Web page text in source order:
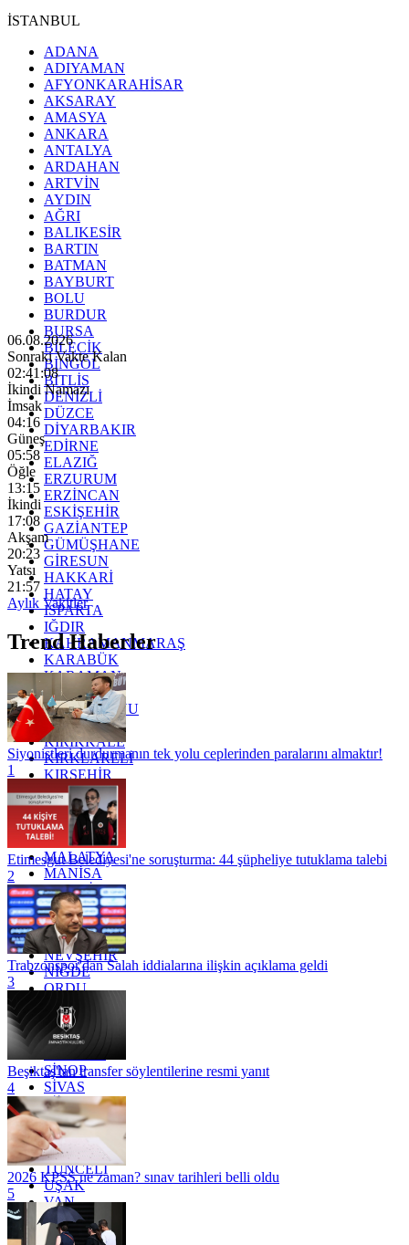
İSTANBUL
ADANA
ADIYAMAN
AFYONKARAHİSAR
AKSARAY
AMASYA
ANKARA
ANTALYA
ARDAHAN
ARTVİN
AYDIN
AĞRI
BALIKESİR
BARTIN
BATMAN
BAYBURT
BOLU
BURDUR
BURSA
BİLECİK
BİNGÖL
BİTLİS
DENİZLİ
DÜZCE
DİYARBAKIR
EDİRNE
ELAZIĞ
ERZURUM
ERZİNCAN
ESKİŞEHİR
GAZİANTEP
GÜMÜŞHANE
GİRESUN
HAKKARİ
HATAY
ISPARTA
IĞDIR
KAHRAMANMARAŞ
KARABÜK
KARAMAN
KARS
KASTAMONU
KAYSERİ
KIRIKKALE
KIRKLARELİ
KIRŞEHİR
KOCAELİ
KONYA
KÜTAHYA
KİLİS
MALATYA
MANİSA
MARDİN
MERSİN
MUĞLA
MUŞ
NEVŞEHİR
NİĞDE
ORDU
OSMANİYE
RİZE
SAKARYA
SİNOP
SİVAS
SİİRT
TEKİRDAĞ
TOKAT
TRABZON
TUNCELİ
UŞAK
VAN
YALOVA
YOZGAT
06.08.2026
Sonraki Vakte Kalan
02:41:06
İkindi Namazı
İmsak
04:16
Güneş
05:58
Öğle
13:15
İkindi
17:08
Akşam
20:23
Yatsı
21:57
Aylık Vakitler
Trend Haberler
Siyonistleri durdurmanın tek yolu ceplerinden paralarını almaktır!
1
Etimesgut Belediyesi'ne soruşturma: 44 şüpheliye tutuklama talebi
2
Trabzonspor'dan Salah iddialarına ilişkin açıklama geldi
3
Beşiktaş'tan transfer söylentilerine resmi yanıt
4
2026 KPSS ne zaman? sınav tarihleri belli oldu
5